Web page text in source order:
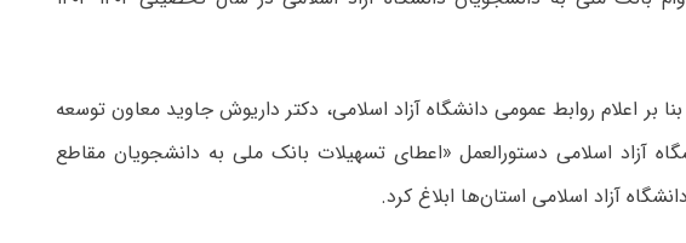
بر اعلام روابط عمومی دانشگاه آزاد اسلامی، دکتر داریوش جاوید معاون توسعه
آزاد اسلامی دستورالعمل «اعطای تسهیلات بانک ملی به دانشجویان مقاطع
آزاد اسلامی استان‌ها ابلاغ کرد.